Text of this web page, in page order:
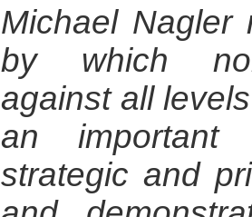
Michael Nagler
by which
against all
an important
strategic and